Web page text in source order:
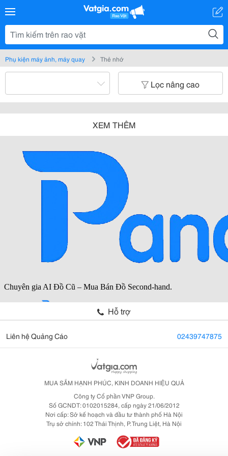
Phụ kiện máy ảnh, máy quay Thẻ nhớ
Lọc nâng cao
XEM THÊM
Hỗ trợ
Liên hệ Quảng Cáo 02439747875
MUA SẮM HẠNH PHÚC, KINH DOANH HIỆU QUẢ
Công ty Cổ phần VNP Group.
Số GCNDT: 0102015284, cấp ngày 21/06/2012
Nơi cấp: Sở kế hoạch và đầu tư thành phố Hà Nội
Trụ sở chính: 102 Thái Thịnh, P. Trung Liệt, Hà Nội